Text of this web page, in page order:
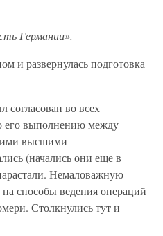
Германии».
и развернулась подготовка
согласован во всех
его выполнению между
высшими
(начались они еще в
Немаловажную
способы ведения операций
Столкнулись тут и